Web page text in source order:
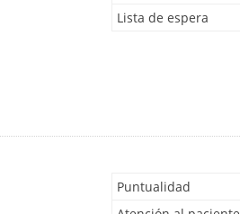
Lista de espera
Puntualidad